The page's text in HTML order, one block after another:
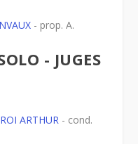
- prop. A.
- JUGES
ARTHUR - cond.